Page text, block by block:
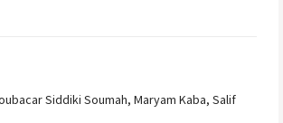
Siddiki Soumah, Maryam Kaba, Salif